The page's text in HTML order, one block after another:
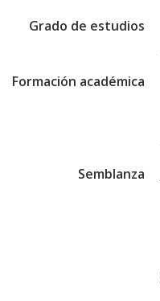
Grado de estudios
Formación académica
Semblanza